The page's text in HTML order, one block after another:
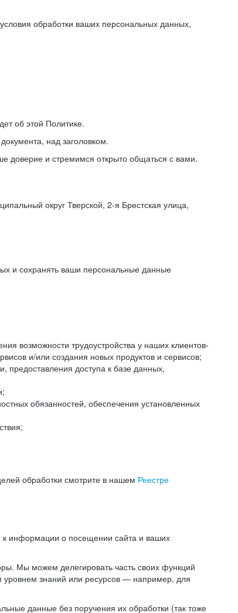
обработки ваших персональных данных,
об этой Политике.
над заголовком.
доверие и стремимся открыто общаться с вами.
округ Тверской, 2-я Брестская улица,
и сохранять ваши персональные данные
возможности трудоустройства у наших клиентов-
и/или создания новых продуктов и сервисов;
предоставления доступа к базе данных,
обязанностей, обеспечения установленных
обработки смотрите в нашем Реестре
к информации о посещении сайта и ваших
Мы можем делегировать часть своих функций
уровнем знаний или ресурсов — например, для
данные без поручения их обработки (так тоже